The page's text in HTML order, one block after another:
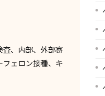
、内部、外部寄
ェロン接種、キ